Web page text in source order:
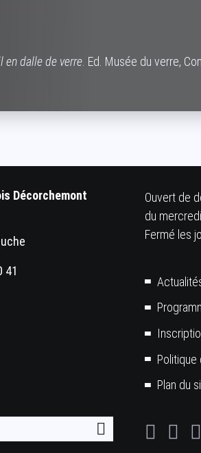
en dalle de verre . Ed. Musée du verre,
Décorchemont
41
Ouvert de
du
Fermé les
Plan du